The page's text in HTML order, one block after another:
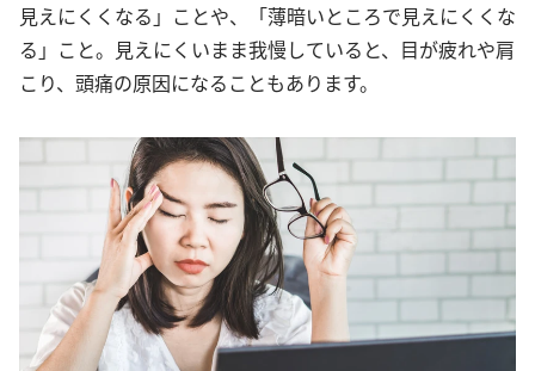
見えにくくなる」ことや、「薄暗いところで見えにくくな
る」こと。見えにくいまま我慢していると、目が疲れや肩
こり、頭痛の原因になることもあります。